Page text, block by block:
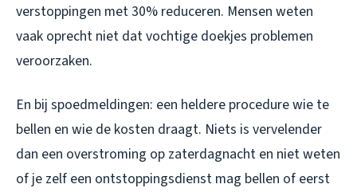
verstoppingen met 30% reduceren. Mensen weten
vaak oprecht niet dat vochtige doekjes problemen
veroorzaken.
En bij spoedmeldingen: een heldere procedure wie te
bellen en wie de kosten draagt. Niets is vervelender
dan een overstroming op zaterdagnacht en niet weten
of je zelf een ontstoppingsdienst mag bellen of eerst